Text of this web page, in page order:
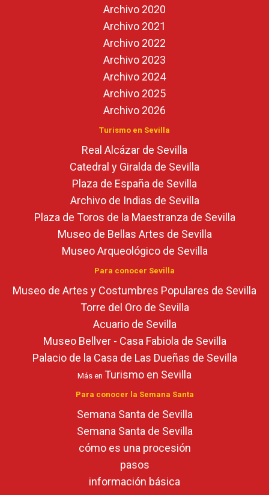
Archivo 2020
Archivo 2021
Archivo 2022
Archivo 2023
Archivo 2024
Archivo 2025
Archivo 2026
Turismo en Sevilla
Real Alcázar de Sevilla
Catedral y Giralda de Sevilla
Plaza de España de Sevilla
Archivo de Indias de Sevilla
Plaza de Toros de la Maestranza de Sevilla
Museo de Bellas Artes de Sevilla
Museo Arqueológico de Sevilla
Para conocer Sevilla
Museo de Artes y Costumbres Populares de Sevilla
Torre del Oro de Sevilla
Acuario de Sevilla
Museo Bellver - Casa Fabiola de Sevilla
Palacio de la Casa de Las Dueñas de Sevilla
Más en Turismo en Sevilla
Para conocer la Semana Santa
Semana Santa de Sevilla
Semana Santa de Sevilla
cómo es una procesión
pasos
información básica